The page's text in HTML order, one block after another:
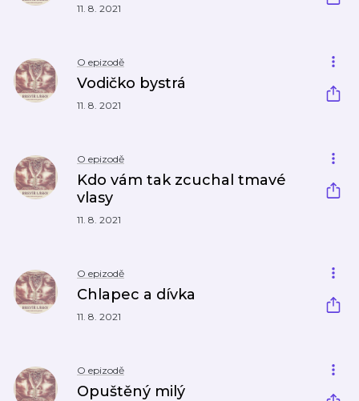
11. 8. 2021
O epizodě
Vodičko bystrá
11. 8. 2021
O epizodě
Kdo vám tak zcuchal tmavé
vlasy
11. 8. 2021
O epizodě
Chlapec a dívka
11. 8. 2021
O epizodě
Opuštěný milý